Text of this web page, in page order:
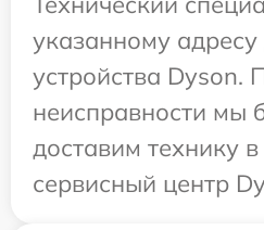
указанному
устройства Dyson.
неисправности мы
доставим технику
сервисный центр